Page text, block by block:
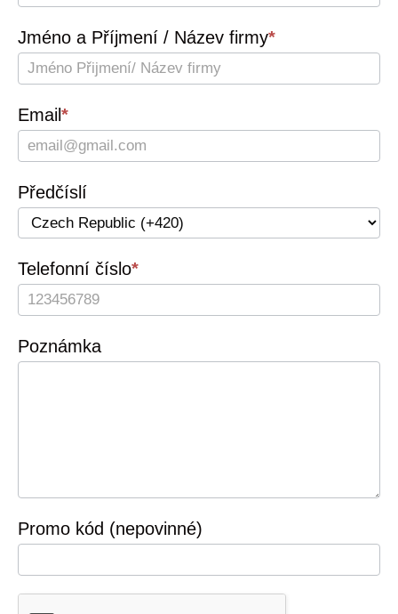
Jméno a Příjmení / Název firmy*
Email*
Předčíslí
Telefonní číslo*
Poznámka
Promo kód (nepovinné)